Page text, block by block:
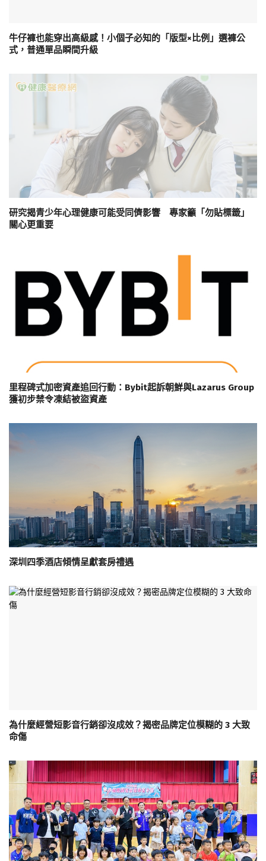
牛仔褲也能穿出高級感！小個子必知的「版型×比例」選褲公
式，普通單品瞬間升級
研究揭青少年心理健康可能受同儕影響 專家籲「勿貼標籤」
關心更重要
里程碑式加密資產追回行動：Bybit起訴朝鮮與Lazarus Group
獲初步禁令凍結被盜資產
深圳四季酒店傾情呈獻套房禮遇
為什麼經營短影音行銷卻沒成效？揭密品牌定位模糊的 3 大致
命傷